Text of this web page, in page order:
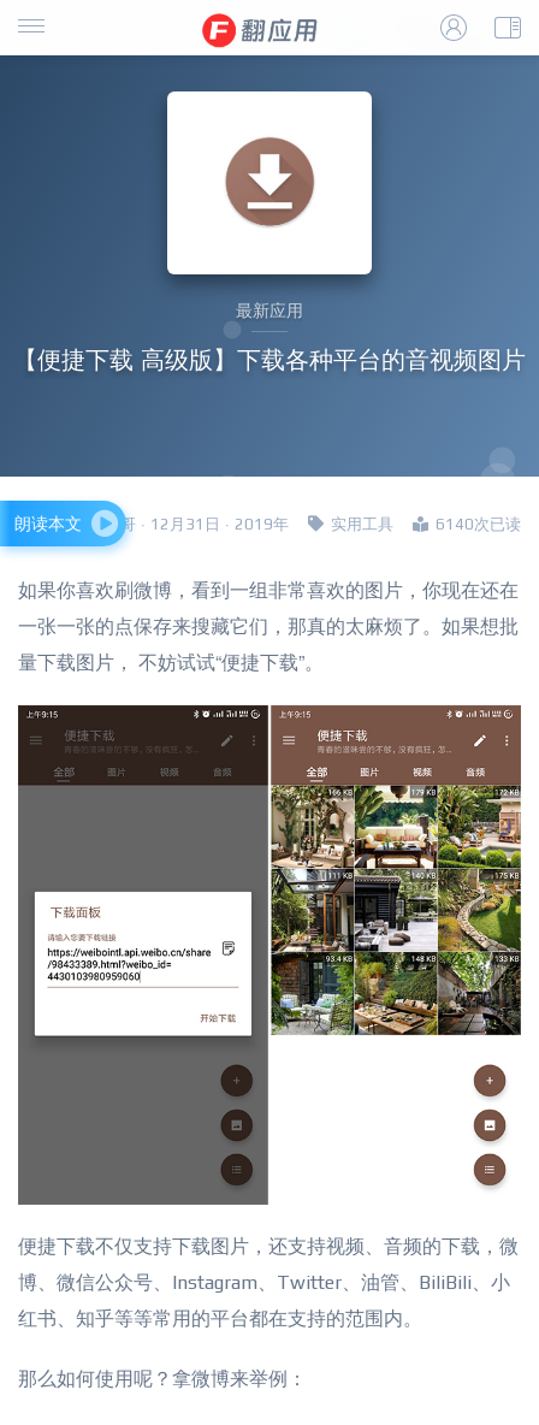
最新应用
【便捷下载 高级版】下载各种平台的音视频图片
四哥 · 12月31日 · 2019年 实用工具 6140次已读
朗读本文
如果你喜欢刷微博，看到一组非常喜欢的图片，你现在还在
一张一张的点保存来搜藏它们，那真的太麻烦了。如果想批
量下载图片， 不妨试试“便捷下载”。
便捷下载不仅支持下载图片，还支持视频、音频的下载，微
博、微信公众号、Instagram、Twitter、油管、BiliBili、小
红书、知乎等等常用的平台都在支持的范围内。
那么如何使用呢？拿微博来举例：